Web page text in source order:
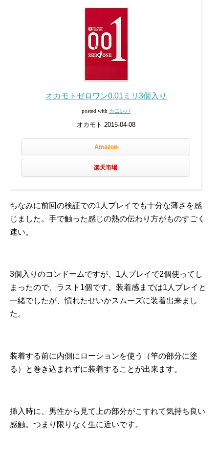
オカモトゼロワン0.01ミリ3個入り
posted with カエレバ
オカモト 2015-04-08
Amazon
楽天市場
ちなみに前回の検証での1人プレイでも十分な薄さを感
じました。手で触った感じの熱の伝わり方がものすごく
速い。
3個入りのコンドームですが、1人プレイで2個使ってし
まったので、ラスト1個です。装着感までは1人プレイと
一緒でしたが、慣れたせいかスムーズに装着出来まし
た。
装着する前に内側にローションを使う（竿の部分に塗
る）と巻き込まれずに装着することが出来ます。
挿入時に、男性から見て上の部分がこすれて気持ち良い
感触。つまり限りなく生に近いです。